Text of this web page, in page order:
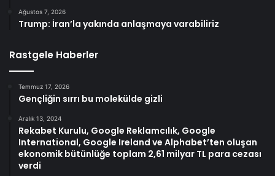
Ağustos 7, 2026
Trump: İran’la yakında anlaşmaya varabiliriz
Rastgele Haberler
Temmuz 17, 2026
Gençliğin sırrı bu molekülde gizli
Aralık 13, 2024
Rekabet Kurulu, Google Reklamcılık, Google
International, Google Ireland ve Alphabet’ten oluşan
ekonomik bütünlüğe toplam 2,61 milyar TL para cezası
verdi